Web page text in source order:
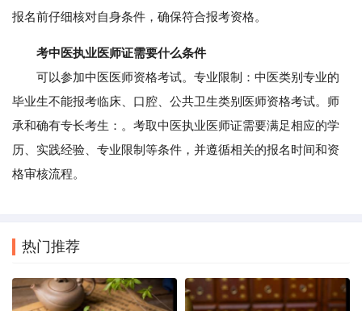
报名前仔细核对自身条件，确保符合报考资格。
考中医执业医师证需要什么条件
可以参加中医医师资格考试。专业限制：中医类别专业的
毕业生不能报考临床、口腔、公共卫生类别医师资格考试。师
承和确有专长考生：。考取中医执业医师证需要满足相应的学
历、实践经验、专业限制等条件，并遵循相关的报名时间和资
格审核流程。
热门推荐